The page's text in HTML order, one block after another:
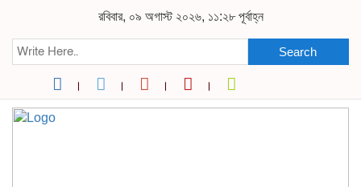
রবিবার, ০৯ অগাস্ট ২০২৬, ১১:২৮ পূর্বাহ্ন
Search